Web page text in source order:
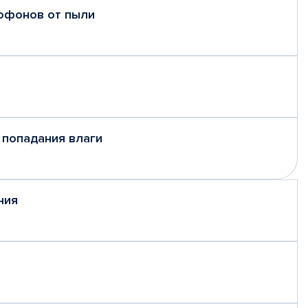
от пыли
влаги